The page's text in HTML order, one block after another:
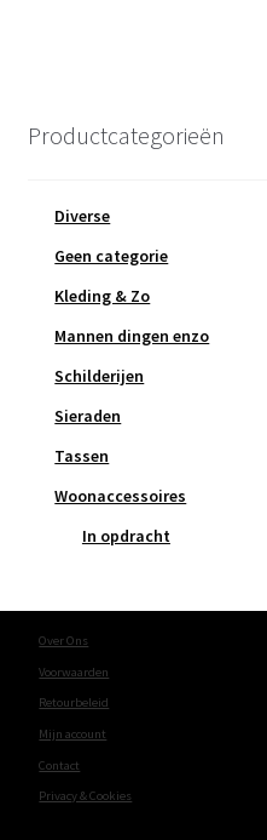
Productcategorieën
Diverse
Geen categorie
Kleding & Zo
Mannen dingen enzo
Schilderijen
Sieraden
Tassen
Woonaccessoires
In opdracht
Over Ons
Voorwaarden
Retourbeleid
Mijn account
Contact
Privacy & Cookies